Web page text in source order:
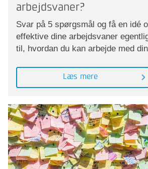
arbejdsvaner?
Svar på 5 spørgsmål og få en idé
effektive dine arbejdsvaner
til, hvordan du kan arbejde med
Læs mere